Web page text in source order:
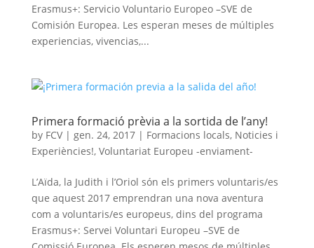
Erasmus+: Servicio Voluntario Europeo –SVE de
Comisión Europea. Les esperan meses de múltiples
experiencias, vivencias,...
Primera formació prèvia a la sortida de l’any!
by FCV| gen. 24, 2017| Formacions locals, Noticies i
Experiències!, Voluntariat Europeu -enviament-
L’Aïda, la Judith i l’Oriol són els primers voluntaris/es
que aquest 2017 emprendran una nova aventura
com a voluntaris/es europeus, dins del programa
Erasmus+: Servei Voluntari Europeu –SVE de